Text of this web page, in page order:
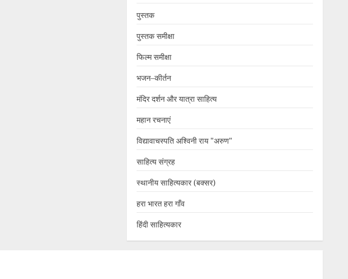
पुस्तक
पुस्तक समीक्षा
फिल्म समीक्षा
भजन–कीर्तन
मंदिर दर्शन और यात्रा साहित्य
महान रचनाएं
विद्यावाचस्पति अश्विनी राय "अरुण"
साहित्य संग्रह
स्थानीय साहित्यकार (बक्सर)
हरा भारत हरा गाँव
हिंदी साहित्यकार